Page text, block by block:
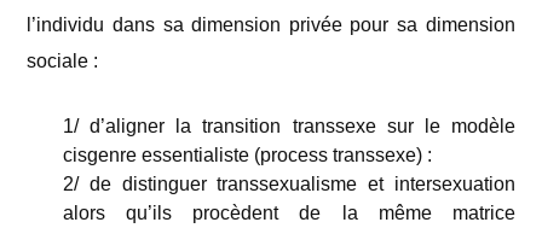
l’individu dans sa dimension privée pour sa dimension
sociale :
1/ d’aligner la transition transsexe sur le modèle
cisgenre essentialiste (process transsexe) :
2/ de distinguer transsexualisme et intersexuation
alors qu’ils procèdent de la même matrice